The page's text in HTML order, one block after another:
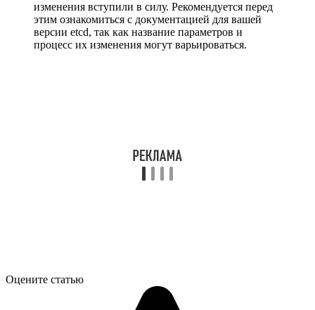
изменения вступили в силу. Рекомендуется перед
этим ознакомиться с документацией для вашей
версии etcd, так как название параметров и
процесс их изменения могут варьироваться.
Оцените статью